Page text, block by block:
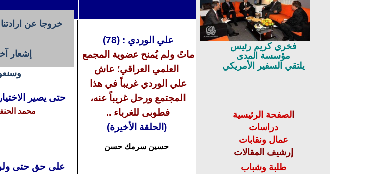
خروجا عن
إشعار
حتى يصير
محمد
على حق حتى
علي الوردي : (78)
ماتً ولم يُمنح عضوية المجمع
العلمي العراقي؛ عاش
علي الوردي غريباً في هذا
المجتمع ورحل غريباً عنه،
فطوبى للغرباء ..
(الحلقة الأخيرة)
حسين سرمك حسن
فخري كريم رئيس
مؤسسة المدى
يلتقي السفير الأمريكي
الصفحة الرئيسية
دراسات
عمال ونقابات
إرشيف المقالات
طلبة وشباب